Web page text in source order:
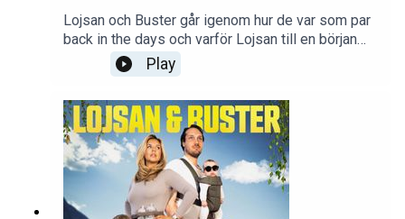
Lojsan och Buster går igenom hur de var som par
back in the days och varför Lojsan till en början
var en stor besvikelse. Buster, som givetvis är
störst, bäst, och vackrast, funderar på om han inte
hade passat lika bra på ett meditationsläger som
han gjorde i lumpen. Ingen har ju missat hans
storhetstid direkt. Men är den verkligen över? Följ
oss på instagram @lojsanbuster för att ta del av
allt vi pratar om i podden och mer därtill!
Play